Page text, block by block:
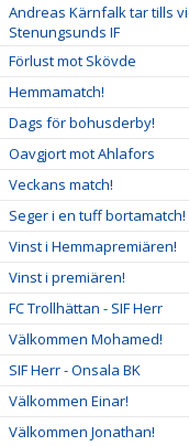
Andreas Kärnfalk tar tills
Stenungsunds IF
Förlust mot Skövde
Hemmamatch!
Dags för bohusderby!
Oavgjort mot Ahlafors
Veckans match!
Seger i en tuff bortamatch!
Vinst i Hemmapremiären!
Vinst i premiären!
FC Trollhättan - SIF Herr
Välkommen Mohamed!
SIF Herr - Onsala BK
Välkommen Einar!
Välkommen Jonathan!